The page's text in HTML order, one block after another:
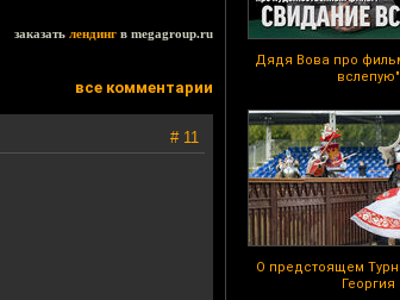
Дядя Вова про
вслепую"
О предстоящем
Георгия
заказать лендинг в megagroup.ru
все комментарии
# 11